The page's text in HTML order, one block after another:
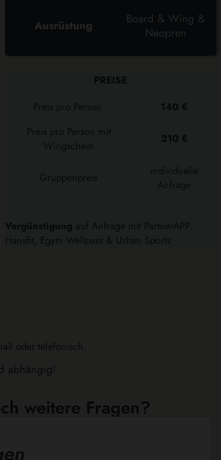
Ausrüstung
Board & Wing &
Neopren
PREISE
Preis pro Person
140 €
Preis pro Person mit
Wingschein
210 €
Gruppenpreis
individuelle
Anfrage
Vergünstigung auf Anfrage mit PartnerAPP:
Hansfit, Egym Wellpass & Urban Sports
oder telefonisch.
abhängig!
weitere Fragen?